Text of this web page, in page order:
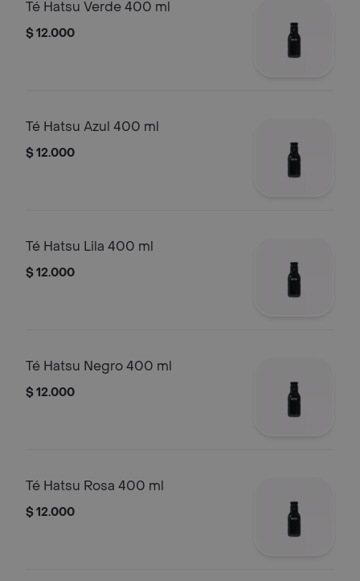
Té Hatsu Verde 400 ml
$ 12.000
Té Hatsu Azul 400 ml
$ 12.000
Té Hatsu Lila 400 ml
$ 12.000
Té Hatsu Negro 400 ml
$ 12.000
Té Hatsu Rosa 400 ml
$ 12.000